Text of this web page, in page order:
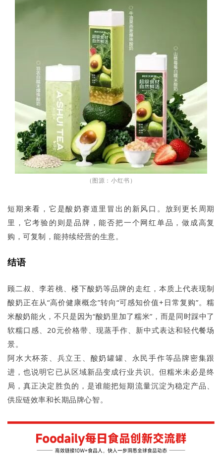
（图源：小红书）
短期来看，它是酸奶赛道里冒出的新风口。放到更长周期
里，它考验的则是品牌，能否把一个网红单品，做成高复
购，可复制，能持续经营的生意。
结语
顾二叔、李若桃、楼下酸奶等品牌的走红，本质上代表现制
酸奶正在从“高价健康概念”转向“可感知价值+日常复购”。糯
米酸奶能火，不只是因为“酸奶里加了糯米”，而是同时踩中了
软糯口感、20元价格带、现蒸手作、新中式表达和轻代餐场
景。
阿水大杯茶、兵立王、酸奶罐罐、永民手作等品牌密集跟
进，也说明它已从区域新品变成行业共识。但糯米未必是终
局，真正决定胜负的，是谁能把短期流量沉淀为稳定产品、
供应链效率和长期品牌心智。